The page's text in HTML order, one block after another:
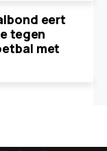
eert
tegen
met